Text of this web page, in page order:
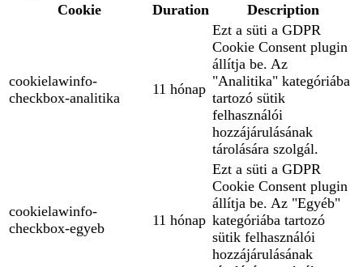
Cookie
Duration Description
cookielawinfo-
checkbox-analitika
11 hónap
Ezt a süti a GDPR
Cookie Consent plugin
állítja be. Az
"Analitika" kategóriába
tartozó sütik
felhasználói
hozzájárulásának
tárolására szolgál.
cookielawinfo-
checkbox-egyeb
11 hónap
Ezt a süti a GDPR
Cookie Consent plugin
állítja be. Az "Egyéb"
kategóriába tartozó
sütik felhasználói
hozzájárulásának